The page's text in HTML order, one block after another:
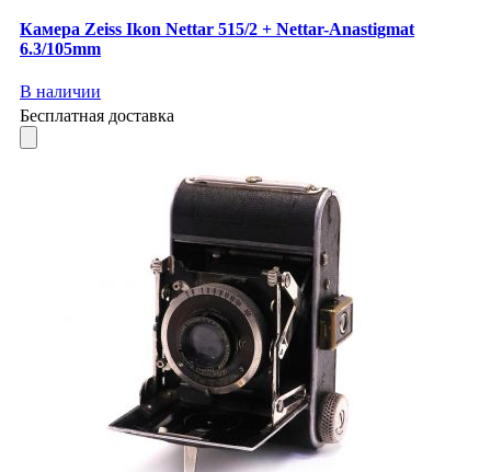
Камера Zeiss Ikon Nettar 515/2 + Nettar-Anastigmat
6.3/105mm
В наличии
Бесплатная доставка